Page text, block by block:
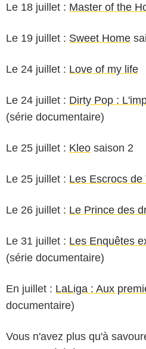
Le 18 juillet : Master of the
Le 19 juillet : Sweet Home
Le 24 juillet : Love of my life
Le 24 juillet : Dirty Pop :
(série documentaire)
Le 25 juillet : Kleo saison 2
Le 25 juillet : Les Escrocs de
Le 26 juillet : Le Prince des
Le 31 juillet : Les Enquêtes
(série documentaire)
En juillet : LaLiga : Aux
documentaire)
Vous n'avez plus qu'à